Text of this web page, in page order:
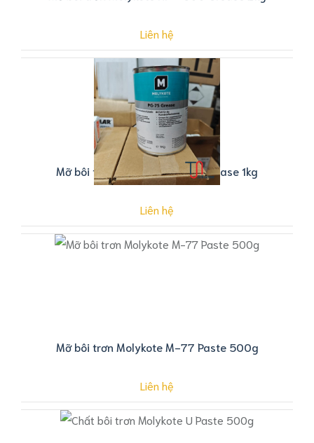
Liên hệ
Mỡ bôi trơn Molykote PG-75 Grease 1kg
Liên hệ
Mỡ bôi trơn Molykote M-77 Paste 500g
Liên hệ